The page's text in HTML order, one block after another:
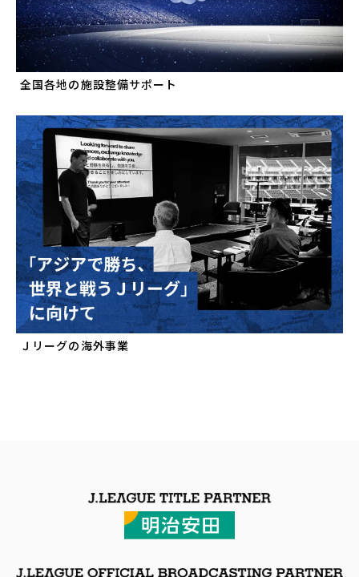
全国各地の施設整備サポート
Ｊリーグの海外事業